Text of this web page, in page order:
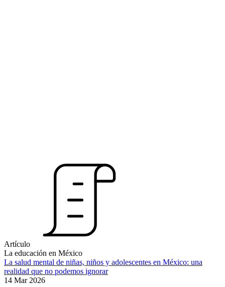
Artículo
La educación en México
La salud mental de niñas, niños y adolescentes en México: una
realidad que no podemos ignorar
14 Mar 2026